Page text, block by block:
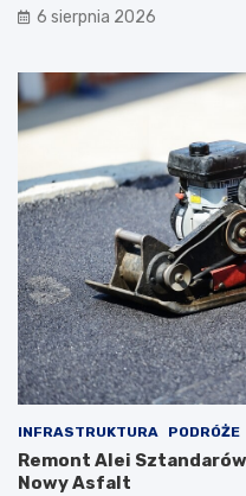
6 sierpnia 2026
INFRASTRUKTURA PODRÓŻE
Remont Alei
Nowy Asfalt